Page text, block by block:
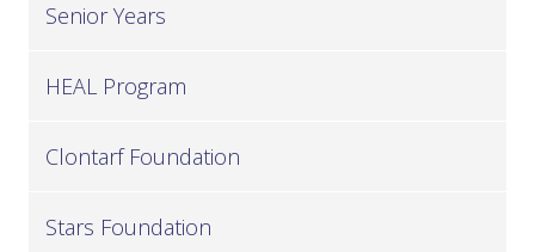
Senior Years
HEAL Program
Clontarf Foundation
Stars Foundation